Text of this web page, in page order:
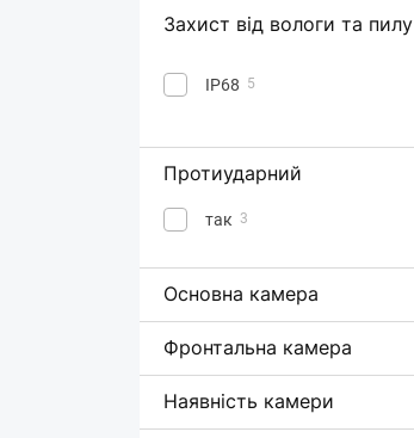
Захист від вологи та пилу
IP68 5
Протиударний
так 3
Основна камера
Фронтальна камера
Наявність камери